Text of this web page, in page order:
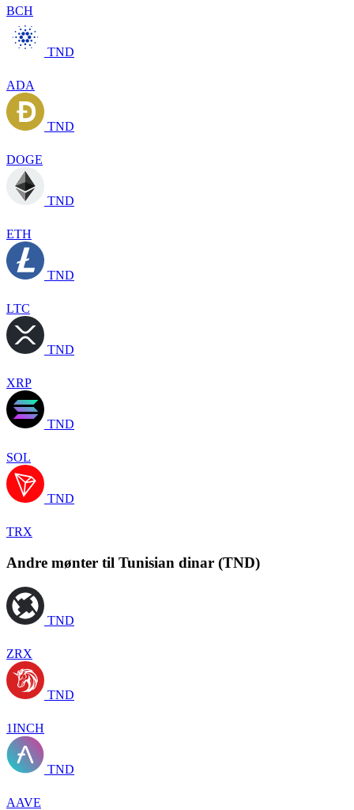
BCH
TND
ADA
TND
DOGE
TND
ETH
TND
LTC
TND
XRP
TND
SOL
TND
TRX
Andre mønter til Tunisian dinar (TND)
TND
ZRX
TND
1INCH
TND
AAVE